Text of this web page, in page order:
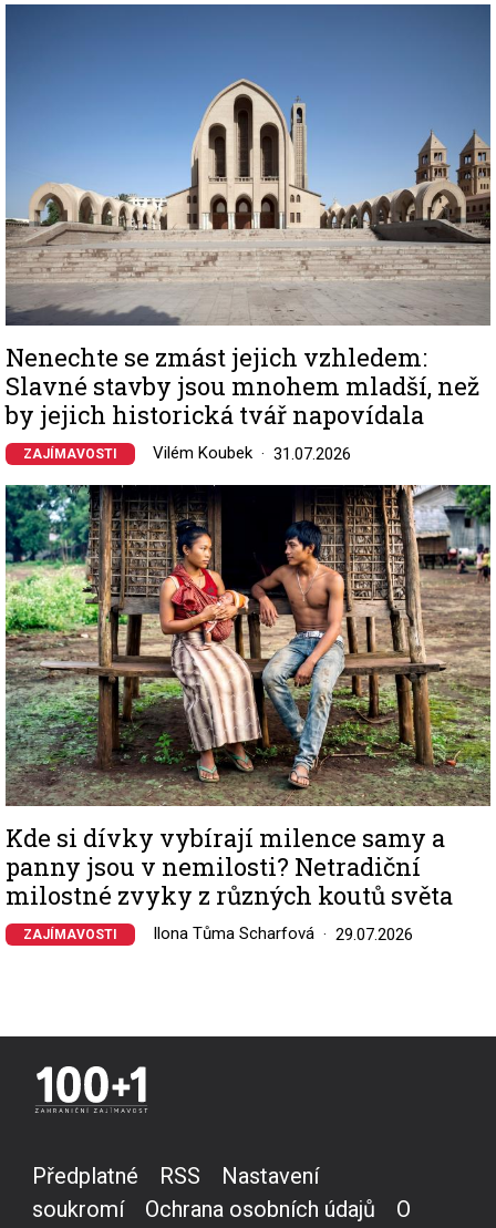
Nenechte se zmást jejich vzhledem:
Slavné stavby jsou mnohem mladší, než
by jejich historická tvář napovídala
ZAJÍMAVOSTI Vilém Koubek 31.07.2026
Image
Kde si dívky vybírají milence samy a
panny jsou v nemilosti? Netradiční
milostné zvyky z různých koutů světa
ZAJÍMAVOSTI Ilona Tůma Scharfová 29.07.2026
Předplatné RSS
Nastavení
soukromí
Ochrana osobních údajů O